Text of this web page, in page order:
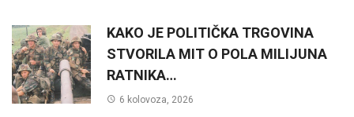
KAKO JE POLITIČKA TRGOVINA
STVORILA MIT O POLA MILIJUNA
RATNIKA…
6 kolovoza, 2026